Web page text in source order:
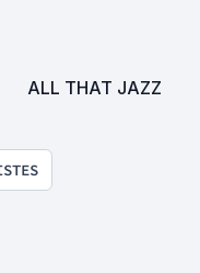
ALL THAT JAZZ